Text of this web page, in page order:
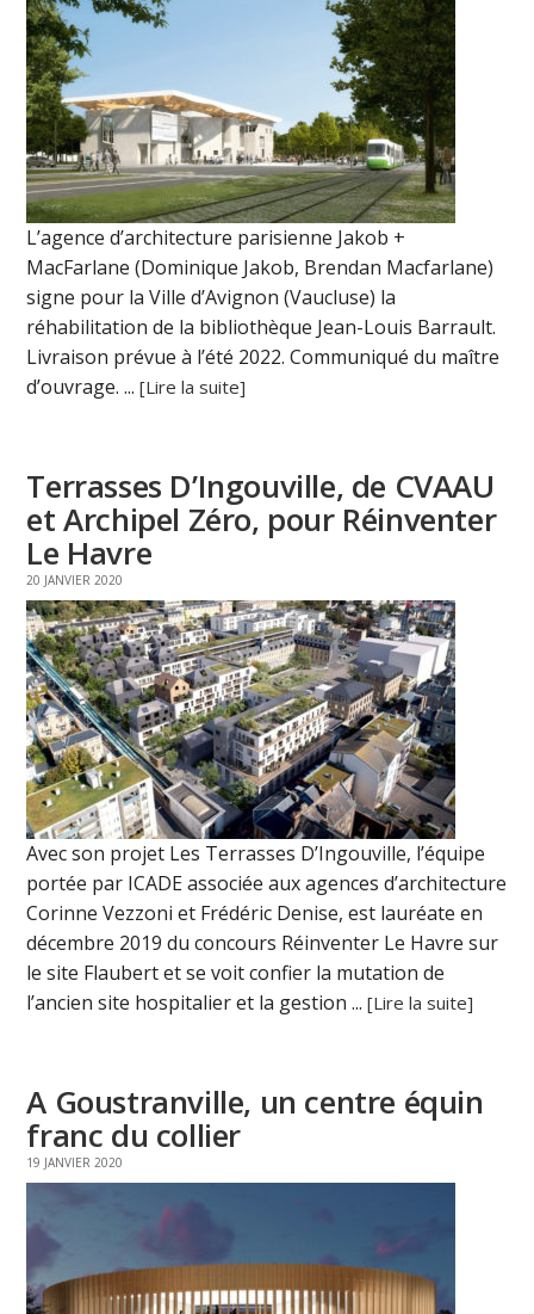
L’agence d’architecture parisienne Jakob +
MacFarlane (Dominique Jakob, Brendan Macfarlane)
signe pour la Ville d’Avignon (Vaucluse) la
réhabilitation de la bibliothèque Jean-Louis Barrault.
Livraison prévue à l’été 2022. Communiqué du maître
d’ouvrage. ...[Lire la suite]
Terrasses D’Ingouville, de CVAAU
et Archipel Zéro, pour Réinventer
Le Havre
20 JANVIER 2020
Avec son projet Les Terrasses D’Ingouville, l’équipe
portée par ICADE associée aux agences d’architecture
Corinne Vezzoni et Frédéric Denise, est lauréate en
décembre 2019 du concours Réinventer Le Havre sur
le site Flaubert et se voit confier la mutation de
l’ancien site hospitalier et la gestion ...[Lire la suite]
A Goustranville, un centre équin
franc du collier
19 JANVIER 2020